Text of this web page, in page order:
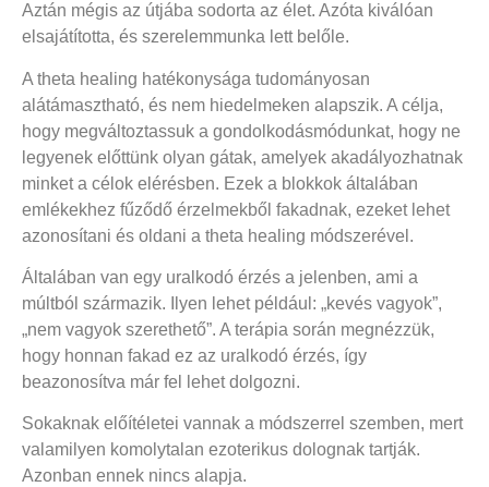
Aztán mégis az útjába sodorta az élet. Azóta kiválóan
elsajátította, és szerelemmunka lett belőle.
A theta healing hatékonysága tudományosan
alátámasztható, és nem hiedelmeken alapszik. A célja,
hogy megváltoztassuk a gondolkodásmódunkat, hogy ne
legyenek előttünk olyan gátak, amelyek akadályozhatnak
minket a célok elérésben. Ezek a blokkok általában
emlékekhez fűződő érzelmekből fakadnak, ezeket lehet
azonosítani és oldani a theta healing módszerével.
Általában van egy uralkodó érzés a jelenben, ami a
múltból származik. Ilyen lehet például: „kevés vagyok”,
„nem vagyok szerethető”. A terápia során megnézzük,
hogy honnan fakad ez az uralkodó érzés, így
beazonosítva már fel lehet dolgozni.
Sokaknak előítéletei vannak a módszerrel szemben, mert
valamilyen komolytalan ezoterikus dolognak tartják.
Azonban ennek nincs alapja.